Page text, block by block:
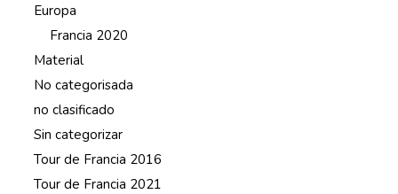
Europa
Francia 2020
Material
No categorisada
no clasificado
Sin categorizar
Tour de Francia 2016
Tour de Francia 2021